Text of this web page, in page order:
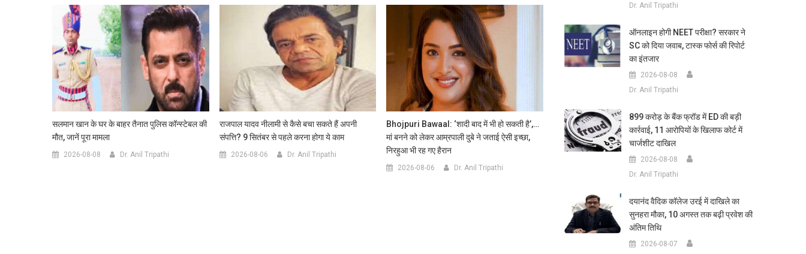
सलमान खान के घर के बाहर तैनात पुलिस कॉन्स्टेबल की
मौत, जानें पूरा मामला
2026-08-08 Dr. Anil Tripathi
राजपाल यादव नीलामी से कैसे बचा सकते हैं अपनी
संपत्ति? 9 सितंबर से पहले करना होगा ये काम
2026-08-06 Dr. Anil Tripathi
Bhojpuri Bawaal: ‘शादी बाद में भी हो सकती है’,…
मां बनने को लेकर आम्रपाली दुबे ने जताई ऐसी इच्छा,
निरहुआ भी रह गए हैरान
2026-08-06 Dr. Anil Tripathi
Dr. Anil Tripathi
ऑनलाइन होगी NEET परीक्षा? सरकार ने
SC को दिया जवाब, टास्क फोर्स की रिपोर्ट
का इंतजार
2026-08-08
Dr. Anil Tripathi
899 करोड़ के बैंक फ्रॉड में ED की बड़ी
कार्रवाई, 11 आरोपियों के खिलाफ कोर्ट में
चार्जशीट दाखिल
2026-08-08
Dr. Anil Tripathi
दयानंद वैदिक कॉलेज उरई में दाखिले का
सुनहरा मौका, 10 अगस्त तक बढ़ी प्रवेश की
अंतिम तिथि
2026-08-07